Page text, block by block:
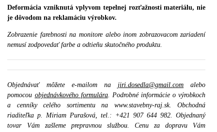
Deformácia vzniknutá vplyvom tepelnej rozťažnosti materiálu, nie
je dôvodom na reklamáciu výrobkov.
Zobrazenie farebnosti na monitore alebo inom zobrazovacom zariadení
nemusí zodpovedať farbe a odtieňu skutočného produktu.
Objednávať môžete e-mailom na jiri.dosedla@gmail.comalebo
pomocou objednávkového formulára. Podrobné informácie o výrobkoch
a cenníky celého sortimentu na www.stavebny-raj.sk. Obchodná
riaditeľka p. Miriam Purašová, tel.: +421 907 644 982. Objednaný
tovar Vám zašleme prepravnou službou. Cenu za dopravu Vám